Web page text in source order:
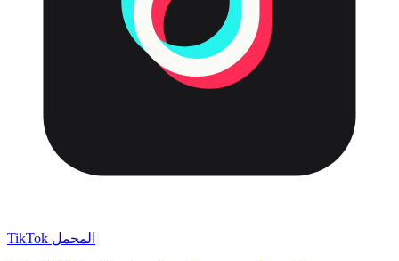
TikTok المحمل